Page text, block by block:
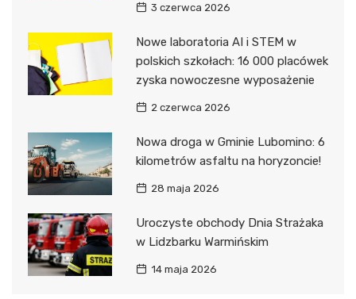
3 czerwca 2026
Nowe laboratoria AI i STEM w
polskich szkołach: 16 000 placówek
zyska nowoczesne wyposażenie
2 czerwca 2026
Nowa droga w Gminie Lubomino: 6
kilometrów asfaltu na horyzoncie!
28 maja 2026
Uroczyste obchody Dnia Strażaka
w Lidzbarku Warmińskim
14 maja 2026